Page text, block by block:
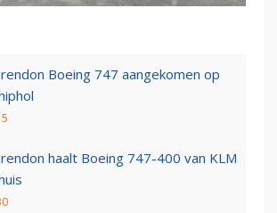
Boeing 747 aangekomen op
haalt Boeing 747-400 van KLM